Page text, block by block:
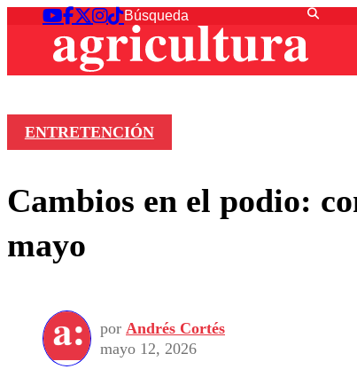
ENTRETENCIÓN
Cambios en el podio:
mayo
por Andrés Cortés
mayo 12, 2026